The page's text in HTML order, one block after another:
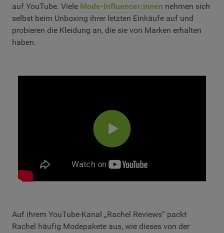
auf YouTube. Viele Mode-Influencer:innen nehmen sich
selbst beim Unboxing ihrer letzten Einkäufe auf und
probieren die Kleidung an, die sie von Marken erhalten
haben.
Auf ihrem YouTube-Kanal „Rachel Reviews“ packt
Rachel häufig Modepakete aus, wie dieses von der